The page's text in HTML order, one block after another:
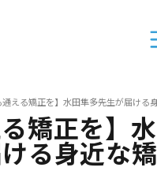
通える矯正を】水田隼多先生が届ける
矯正を】水
る身近な矯